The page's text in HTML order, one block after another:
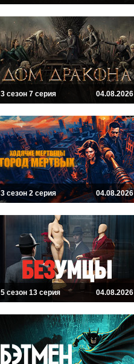
3 сезон 7 серия 04.08.2026
3 сезон 2 серия 04.08.2026
5 сезон 13 серия 04.08.2026